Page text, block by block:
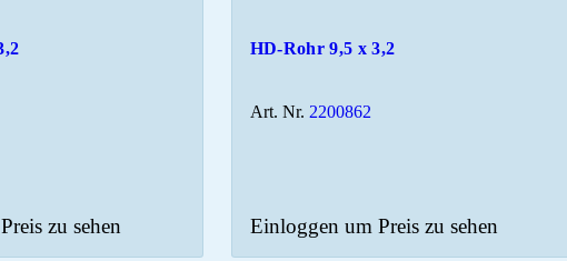
zu sehen
HD-Rohr 9,5 x 3,2
Art. Nr. 2200862
Einloggen um Preis zu sehen